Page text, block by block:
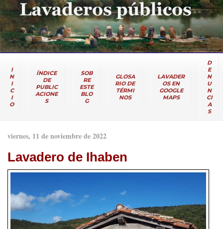
I
N
I
C
I
O
ÍNDICE
DE
PUBLIC
ACIONE
S
SOB
RE
ESTE
BLO
G
GLOSA
RIO DE
TÉRMI
NOS
LAVADER
OS EN
GOOGLE
MAPS
D
E
N
U
N
CI
A
S
viernes, 11 de noviembre de 2022
Lavadero de Ihaben